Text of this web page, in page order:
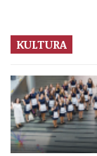
KULTURA